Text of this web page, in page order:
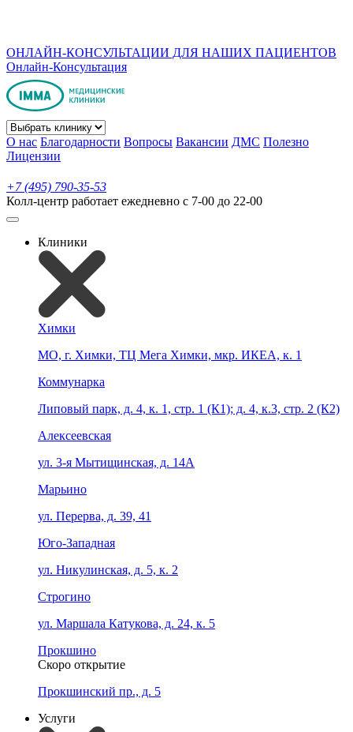
ОНЛАЙН-КОНСУЛЬТАЦИИ ДЛЯ НАШИХ ПАЦИЕНТОВ
Онлайн-Консультация
О нас Благодарности Вопросы Вакансии ДМС Полезно
Лицензии
+7 (495) 790-35-53
Колл-центр работает ежедневно с 7-00 до 22-00
Клиники
Химки
МО, г. Химки, ТЦ Мега Химки, мкр. ИКЕА, к. 1
Коммунарка
Липовый парк, д. 4, к. 1, стр. 1 (К1); д. 4, к.3, стр. 2 (К2)
Алексеевская
ул. 3-я Мытищинская, д. 14А
Марьино
ул. Перерва, д. 39, 41
Юго-Западная
ул. Никулинская, д. 5, к. 2
Строгино
ул. Маршала Катукова, д. 24, к. 5
Прокшино
Скоро открытие
Прокшинский пр., д. 5
Услуги